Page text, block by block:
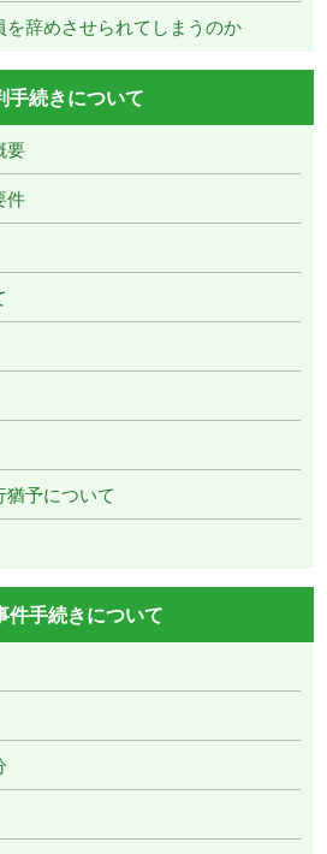
辞めさせられてしまうのか
手続きについて
要
件
予について
件手続きについて